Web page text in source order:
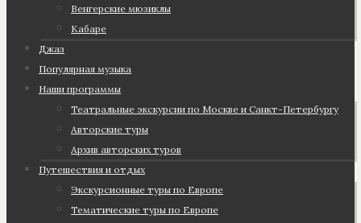
Венгерские мюзиклы
Кабаре
Джаз
Популярная музыка
Наши программы
Театральные экскурсии по Москве и Санкт-Петербургу
Авторские туры
Архив авторских туров
Путешествия и отдых
Экскурсионные туры по Европе
Тематические туры по Европе